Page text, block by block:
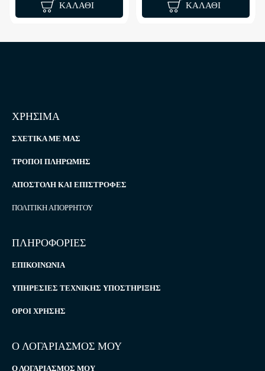
ΚΑΛΆΘΙ ΚΑΛΆΘΙ
ΧΡΗΣΙΜΑ
ΣΧΕΤΙΚΆ ΜΕ ΜΑΣ
ΤΡΌΠΟΙ ΠΛΗΡΩΜΉΣ
ΑΠΟΣΤΟΛΉ ΚΑΙ ΕΠΙΣΤΡΟΦΈΣ
ΠΟΛΙΤΙΚΉ ΑΠΟΡΡΉΤΟΥ
ΠΛΗΡΟΦΟΡΙΕΣ
ΕΠΙΚΟΙΝΩΝΊΑ
ΥΠΗΡΕΣΊΕΣ ΤΕΧΝΙΚΉΣ ΥΠΟΣΤΉΡΙΞΗΣ
ΌΡΟΙ ΧΡΉΣΗΣ
Ο ΛΟΓΑΡΙΑΣΜΟΣ ΜΟΥ
Ο ΛΟΓΑΡΙΑΣΜΌΣ ΜΟΥ